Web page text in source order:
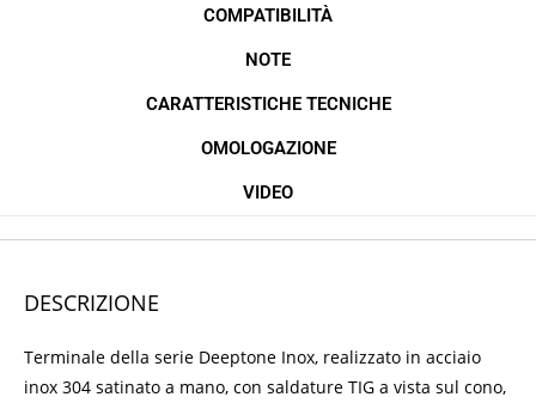
COMPATIBILITÀ
NOTE
CARATTERISTICHE TECNICHE
OMOLOGAZIONE
VIDEO
DESCRIZIONE
Terminale della serie Deeptone Inox, realizzato in acciaio
inox 304 satinato a mano, con saldature TIG a vista sul cono,